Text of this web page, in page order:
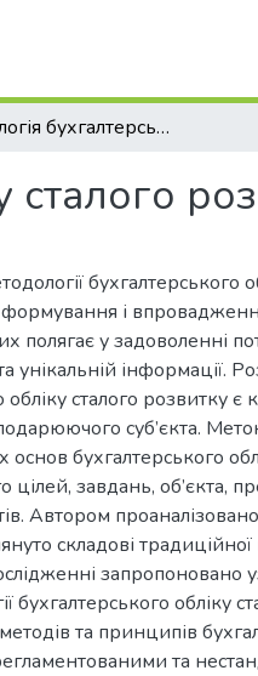
Методологія бухгалтерського обліку сталого розвитку
сталого
бухгалтерського
і
полягає у задоволенні
унікальній інформації.
обліку сталого розвитку
суб’єкта.
бухгалтерського
завдань, об’єкта,
Автором
складові традиційної
запропоновано
бухгалтерського обліку
та принципів
та